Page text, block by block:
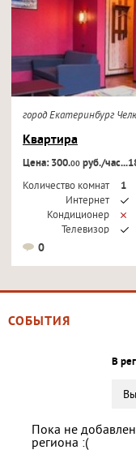
город Екатеринбург
Квартира
Цена: 300.00руб./
Количество комнат
1
Интернет
Кондиционер
Телевизор
0
СОБЫТИЯ
В
Пока не
региона :(